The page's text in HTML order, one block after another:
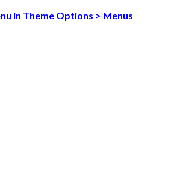
in Theme Options > Menus